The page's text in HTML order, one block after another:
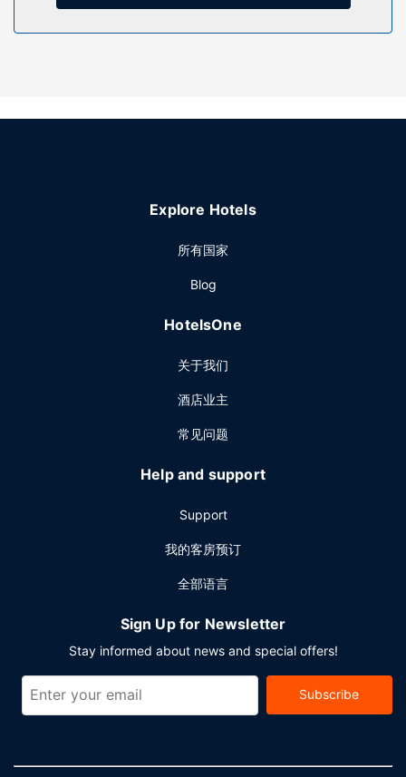
Explore Hotels
所有国家
Blog
HotelsOne
关于我们
酒店业主
常见问题
Help and support
Support
我的客房预订
全部语言
Sign Up for Newsletter
Stay informed about news and special offers!
Subscribe